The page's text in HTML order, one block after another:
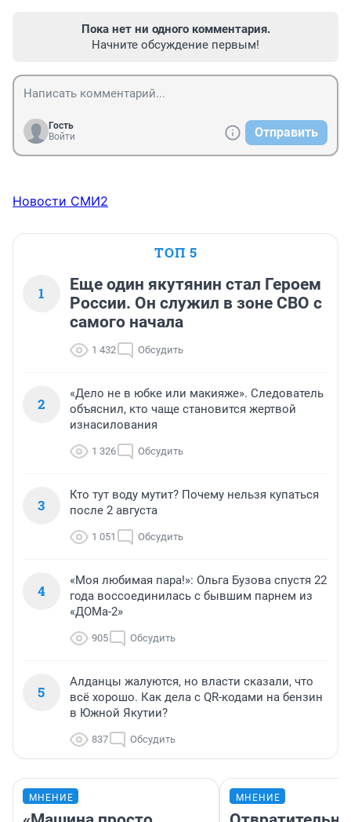
Пока нет ни одного комментария.
Начните обсуждение первым!
Гость
Войти
Отправить
Новости СМИ2
ТОП 5
1
Еще один якутянин стал Героем
России. Он служил в зоне СВО с
самого начала
1 432 Обсудить
2
«Дело не в юбке или макияже». Следователь
объяснил, кто чаще становится жертвой
изнасилования
1 326 Обсудить
3
Кто тут воду мутит? Почему нельзя купаться
после 2 августа
1 051 Обсудить
4
«Моя любимая пара!»: Ольга Бузова спустя 22
года воссоединилась с бывшим парнем из
«ДОМа-2»
905 Обсудить
5
Алданцы жалуются, но власти сказали, что
всё хорошо. Как дела с QR-кодами на бензин
в Южной Якутии?
837 Обсудить
МНЕНИЕ МНЕНИЕ